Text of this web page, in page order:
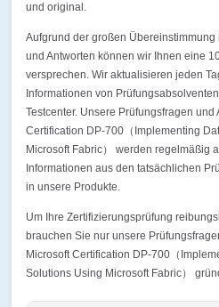
und original.
Aufgrund der großen
und Antworten können wir Ihnen eine
versprechen. Wir aktualisieren jeden
Informationen von
Testcenter. Unsere Prüfungsfragen
Certification DP-700（Implementing
Microsoft Fabric） werden regelmäßig
Informationen aus den tatsächlichen
in unsere Produkte.
Um Ihre Zertifizierungsprüfung
brauchen Sie nur unsere
Microsoft Certification DP-700（
Solutions Using Microsoft Fabric）